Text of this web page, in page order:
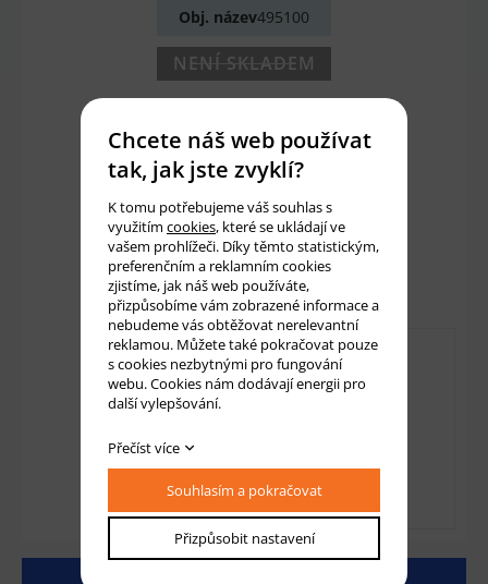
Obj. název495100
NENÍ SKLADEM
85 Kč bez DPH
Množství: ks
Přidat do košíku
Chcete náš web používat
tak, jak jste zvyklí?
K tomu potřebujeme váš souhlas s
využitím cookies, které se ukládají ve
vašem prohlížeči. Díky těmto statistickým,
preferenčním a reklamním cookies
zjistíme, jak náš web používáte,
přizpůsobíme vám zobrazené informace a
nebudeme vás obtěžovat nerelevantní
reklamou. Můžete také pokračovat pouze
s cookies nezbytnými pro fungování
webu. Cookies nám dodávají energii pro
další vylepšování.
Přečíst více
Souhlasím a pokračovat
Přizpůsobit nastavení